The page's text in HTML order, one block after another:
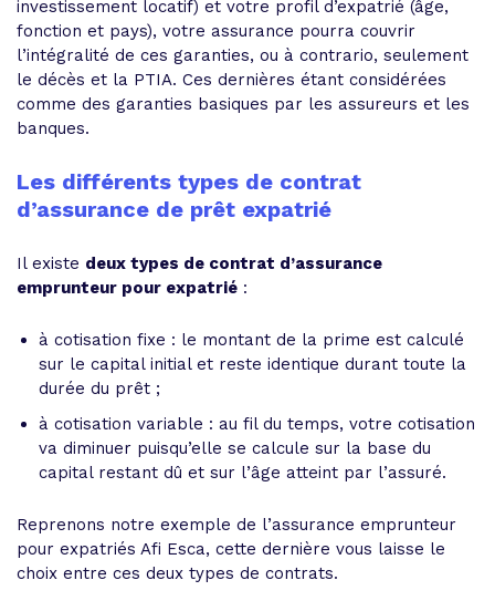
investissement locatif) et votre profil d’expatrié (âge,
fonction et pays), votre assurance pourra couvrir
l’intégralité de ces garanties, ou à contrario, seulement
le décès et la PTIA. Ces dernières étant considérées
comme des garanties basiques par les assureurs et les
banques.
Les différents types de contrat
d’assurance de prêt expatrié
Il existe deux types de contrat d’assurance
emprunteur pour expatrié :
à cotisation fixe : le montant de la prime est calculé
sur le capital initial et reste identique durant toute la
durée du prêt ;
à cotisation variable : au fil du temps, votre cotisation
va diminuer puisqu’elle se calcule sur la base du
capital restant dû et sur l’âge atteint par l’assuré.
Reprenons notre exemple de l’assurance emprunteur
pour expatriés Afi Esca, cette dernière vous laisse le
choix entre ces deux types de contrats.